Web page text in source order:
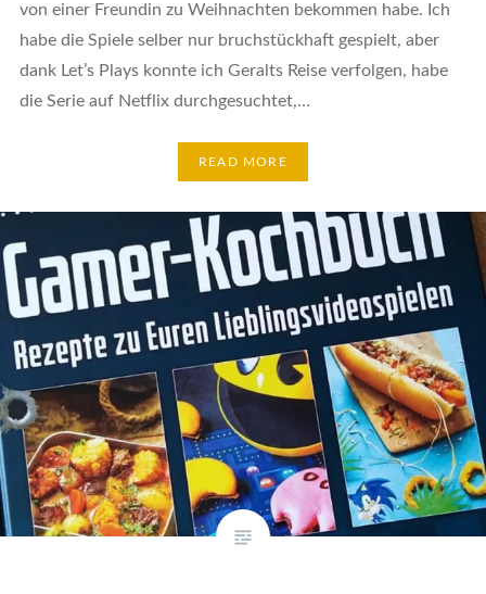
von einer Freundin zu Weihnachten bekommen habe. Ich
habe die Spiele selber nur bruchstückhaft gespielt, aber
dank Let’s Plays konnte ich Geralts Reise verfolgen, habe
die Serie auf Netflix durchgesuchtet,…
READ MORE